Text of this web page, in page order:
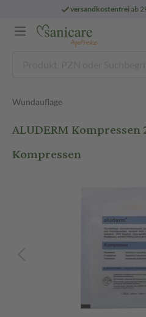
versandkostenfreiab
Wundauflage
ALUDERM Kompressen
Kompressen